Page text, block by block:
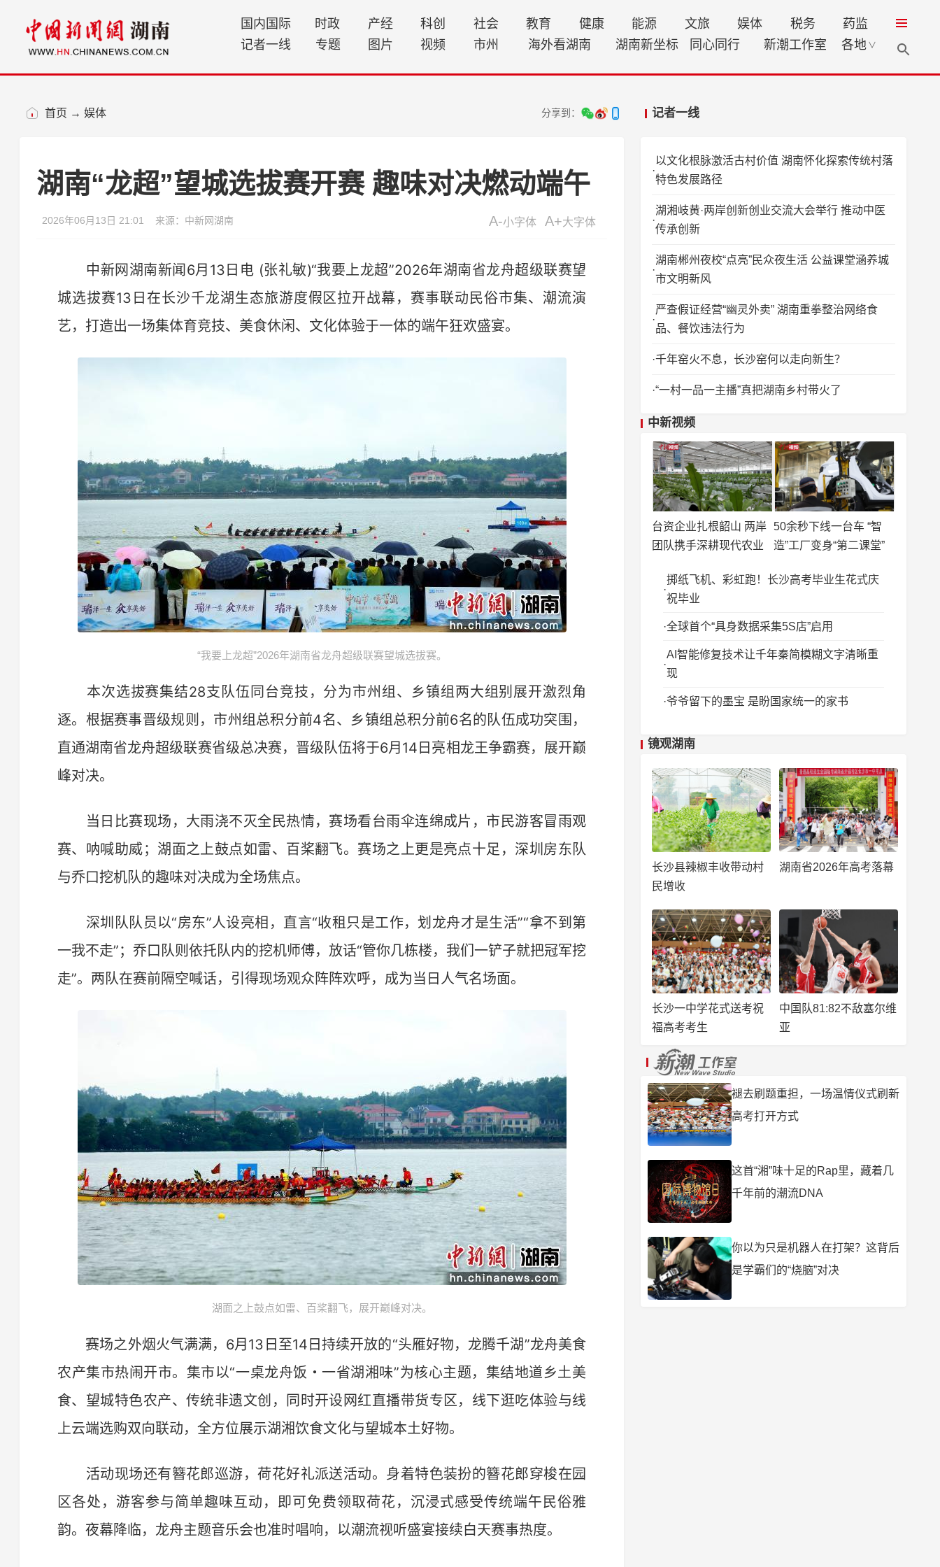
国内国际 时政 产经 科创 社会 教育 健康 能源 文旅 娱体 税务
药监
记者一线
专题 图片 视频 市州 海外看湖南 湖南新坐标 同心同行 新潮工作室 各地 ∨
首页 → 娱体 分享到： 记者一线
湖南“龙超”望城选拔赛开赛 趣味对决燃动端午
2026年06月13日 21:01 来源：中新网湖南 A-小字体 A+大字体
中新网湖南新闻6月13日电 (张礼敏)“我要上龙超”2026年湖南省龙舟超级联赛望
城选拔赛13日在长沙千龙湖生态旅游度假区拉开战幕，赛事联动民俗市集、潮流演
艺，打造出一场集体育竞技、美食休闲、文化体验于一体的端午狂欢盛宴。
“我要上龙超”2026年湖南省龙舟超级联赛望城选拔赛。
本次选拔赛集结28支队伍同台竞技，分为市州组、乡镇组两大组别展开激烈角
逐。根据赛事晋级规则，市州组总积分前4名、乡镇组总积分前6名的队伍成功突围，
直通湖南省龙舟超级联赛省级总决赛，晋级队伍将于6月14日亮相龙王争霸赛，展开巅
峰对决。
当日比赛现场，大雨浇不灭全民热情，赛场看台雨伞连绵成片，市民游客冒雨观
赛、呐喊助威；湖面之上鼓点如雷、百桨翻飞。赛场之上更是亮点十足，深圳房东队
与乔口挖机队的趣味对决成为全场焦点。
深圳队队员以“房东”人设亮相，直言“收租只是工作，划龙舟才是生活”“拿不到第
一我不走”；乔口队则依托队内的挖机师傅，放话“管你几栋楼，我们一铲子就把冠军挖
走”。两队在赛前隔空喊话，引得现场观众阵阵欢呼，成为当日人气名场面。
湖面之上鼓点如雷、百桨翻飞，展开巅峰对决。
赛场之外烟火气满满，6月13日至14日持续开放的“头雁好物，龙腾千湖”龙舟美食
农产集市热闹开市。集市以“一桌龙舟饭・一省湖湘味”为核心主题，集结地道乡土美
食、望城特色农产、传统非遗文创，同时开设网红直播带货专区，线下逛吃体验与线
上云端选购双向联动，全方位展示湖湘饮食文化与望城本土好物。
活动现场还有簪花郎巡游，荷花好礼派送活动。身着特色装扮的簪花郎穿梭在园
区各处，游客参与简单趣味互动，即可免费领取荷花，沉浸式感受传统端午民俗雅
韵。夜幕降临，龙舟主题音乐会也准时唱响，以潮流视听盛宴接续白天赛事热度。
以文化根脉激活古村价值 湖南怀化探索传统村落
特色发展路径
湖湘岐黄·两岸创新创业交流大会举行 推动中医
传承创新
湖南郴州夜校“点亮”民众夜生活 公益课堂涵养城
市文明新风
严查假证经营“幽灵外卖” 湖南重拳整治网络食
品、餐饮违法行为
千年窑火不息，长沙窑何以走向新生？
“一村一品一主播”真把湖南乡村带火了
中新视频
台资企业扎根韶山 两岸
团队携手深耕现代农业
50余秒下线一台车 “智
造”工厂变身“第二课堂”
掷纸飞机、彩虹跑！长沙高考毕业生花式庆
祝毕业
全球首个“具身数据采集5S店”启用
AI智能修复技术让千年秦简模糊文字清晰重
现
爷爷留下的墨宝 是盼国家统一的家书
镜观湖南
长沙县辣椒丰收带动村
民增收
湖南省2026年高考落幕
长沙一中学花式送考祝
福高考考生
中国队81:82不敌塞尔维
亚
褪去刷题重担，一场温情仪式刷新
高考打开方式
这首“湘”味十足的Rap里，藏着几
千年前的潮流DNA
你以为只是机器人在打架？这背后
是学霸们的“烧脑”对决